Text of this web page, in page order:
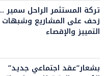
تركة المستثمر الراحل سمير ..
زحف على المشاريع وشبهات
التمييز والإقصاء
بشعار”عقد اجتماعي جديد”